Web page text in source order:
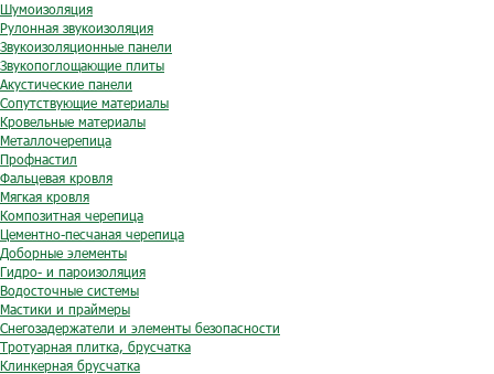
Шумоизоляция
Рулонная звукоизоляция
Звукоизоляционные панели
Звукопоглощающие плиты
Акустические панели
Сопутствующие материалы
Кровельные материалы
Металлочерепица
Профнастил
Фальцевая кровля
Мягкая кровля
Композитная черепица
Цементно-песчаная черепица
Доборные элементы
Гидро- и пароизоляция
Водосточные системы
Мастики и праймеры
Снегозадержатели и элементы безопасности
Тротуарная плитка, брусчатка
Клинкерная брусчатка